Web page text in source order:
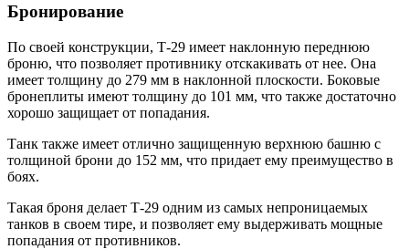
Бронирование
По своей конструкции, Т-29 имеет наклонную переднюю
броню, что позволяет противнику отскакивать от нее. Она
имеет толщину до 279 мм в наклонной плоскости. Боковые
бронеплиты имеют толщину до 101 мм, что также достаточно
хорошо защищает от попадания.
Танк также имеет отлично защищенную верхнюю башню с
толщиной брони до 152 мм, что придает ему преимущество в
боях.
Такая броня делает Т-29 одним из самых непроницаемых
танков в своем тире, и позволяет ему выдерживать мощные
попадания от противников.